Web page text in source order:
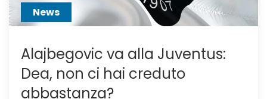
News
Alajbegovic va alla Juventus:
Dea, non ci hai creduto
abbastanza?